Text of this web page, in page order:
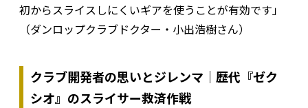
初からスライスしにくいギアを使うことが有効です」
（ダンロップクラブドクター・小出浩樹さん）
クラブ開発者の思いとジレンマ｜歴代『ゼク
シオ』のスライサー救済作戦